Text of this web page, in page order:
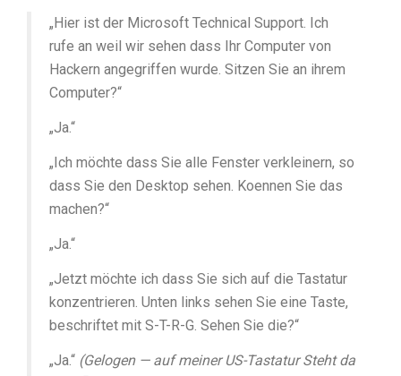
„Hier ist der Microsoft Technical Support. Ich
rufe an weil wir sehen dass Ihr Computer von
Hackern angegriffen wurde. Sitzen Sie an ihrem
Computer?“
„Ja.“
„Ich möchte dass Sie alle Fenster verkleinern, so
dass Sie den Desktop sehen. Koennen Sie das
machen?“
„Ja.“
„Jetzt möchte ich dass Sie sich auf die Tastatur
konzentrieren. Unten links sehen Sie eine Taste,
beschriftet mit S-T-R-G. Sehen Sie die?“
„Ja.“ (Gelogen — auf meiner US-Tastatur Steht da